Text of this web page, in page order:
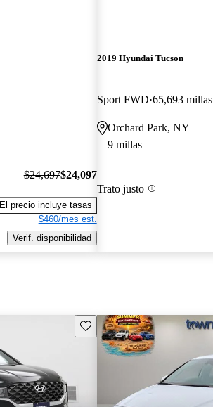
$24,697$24,097
El precio incluye tasas
$460/mes est.
Verif. disponibilidad
2019 Hyundai Tucson
Sport FWD 65,693 millas
Orchard Park, NY
9 millas
Trato justo
Guarda este Aviso